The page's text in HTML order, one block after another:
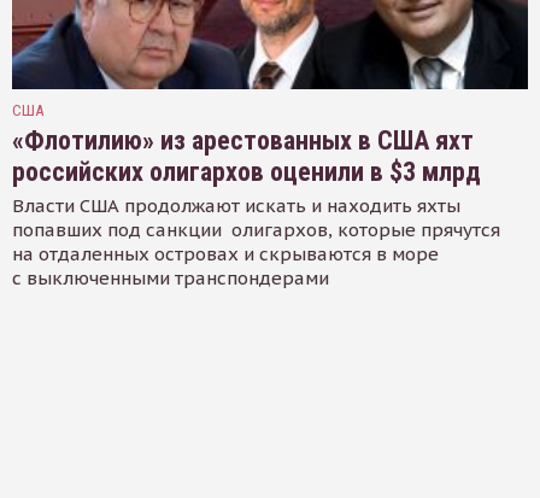
США
«Флотилию» из арестованных в США яхт
российских олигархов оценили в $3 млрд
Власти США продолжают искать и находить яхты
попавших под санкции олигархов, которые прячутся
на отдаленных островах и скрываются в море
с выключенными транспондерами